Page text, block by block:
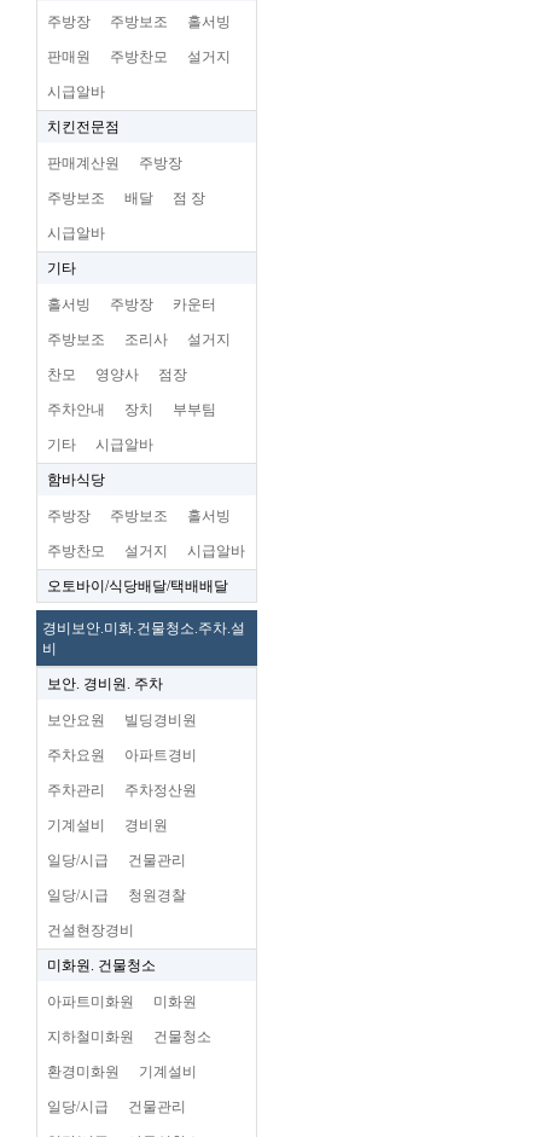
주방장 주방보조 홀서빙
판매원 주방찬모 설거지
시급알바
치킨전문점
판매계산원 주방장
주방보조 배달 점 장
시급알바
기타
홀서빙 주방장 카운터
주방보조 조리사 설거지
찬모 영양사 점장
주차안내 장치 부부팀
기타 시급알바
함바식당
주방장 주방보조 홀서빙
주방찬모 설거지 시급알바
오토바이/식당배달/택배배달
경비보안.미화.건물청소.주차.설
비
보안. 경비원. 주차
보안요원 빌딩경비원
주차요원 아파트경비
주차관리 주차정산원
기계설비 경비원
일당/시급 건물관리
일당/시급 청원경찰
건설현장경비
미화원. 건물청소
아파트미화원 미화원
지하철미화원 건물청소
환경미화원 기계설비
일당/시급 건물관리